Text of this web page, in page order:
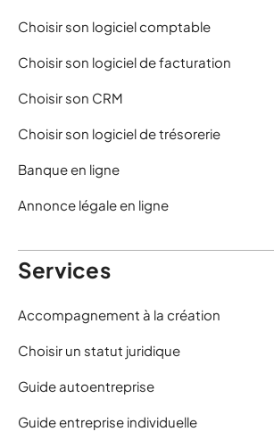
Choisir son logiciel comptable
Choisir son logiciel de facturation
Choisir son CRM
Choisir son logiciel de trésorerie
Banque en ligne
Annonce légale en ligne
Services
Accompagnement à la création
Choisir un statut juridique
Guide autoentreprise
Guide entreprise individuelle